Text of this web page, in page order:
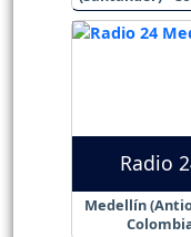
Radio
Medellín